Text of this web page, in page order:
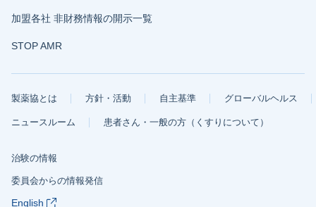
加盟各社 非財務情報の開示一覧
STOP AMR
製薬協とは 方針・活動 自主基準 グローバルヘルス
ニュースルーム 患者さん・一般の方（くすりについて）
治験の情報
委員会からの情報発信
English